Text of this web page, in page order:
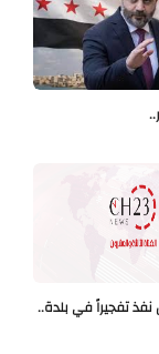
نفذ تفجيراً في بلدة..